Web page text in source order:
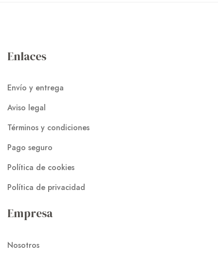
Enlaces
Envío y entrega
Aviso legal
Términos y condiciones
Pago seguro
Política de cookies
Política de privacidad
Empresa
Nosotros